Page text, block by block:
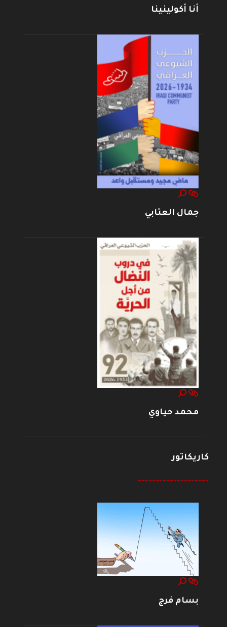
أنا أكولينينا
جمال العتابي
محمد حياوي
كاريكاتور
--------------------
بسام فرج